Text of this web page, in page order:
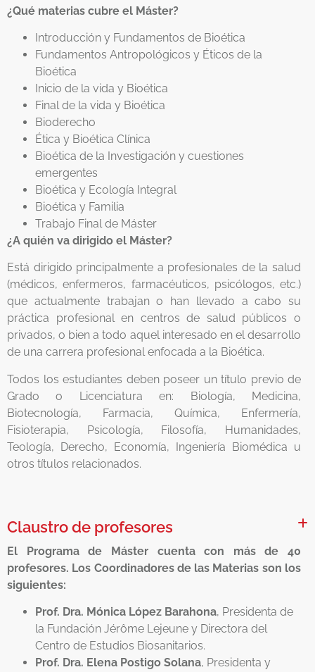
¿Qué materias cubre el Máster?
Introducción y Fundamentos de Bioética
Fundamentos Antropológicos y Éticos de la
Bioética
Inicio de la vida y Bioética
Final de la vida y Bioética
Bioderecho
Ética y Bioética Clínica
Bioética de la Investigación y cuestiones
emergentes
Bioética y Ecología Integral
Bioética y Familia
Trabajo Final de Máster
¿A quién va dirigido el Máster?
Está dirigido principalmente a profesionales de la salud
(médicos, enfermeros, farmacéuticos, psicólogos, etc.)
que actualmente trabajan o han llevado a cabo su
práctica profesional en centros de salud públicos o
privados, o bien a todo aquel interesado en el desarrollo
de una carrera profesional enfocada a la Bioética.
Todos los estudiantes deben poseer un título previo de
Grado o Licenciatura en: Biología, Medicina,
Biotecnología, Farmacia, Química, Enfermería,
Fisioterapia, Psicología, Filosofía, Humanidades,
Teología, Derecho, Economía, Ingeniería Biomédica u
otros títulos relacionados.
Claustro de profesores
El Programa de Máster cuenta con más de 40
profesores. Los Coordinadores de las Materias son los
siguientes:
Prof. Dra. Mónica López Barahona, Presidenta de
la Fundación Jérôme Lejeune y Directora del
Centro de Estudios Biosanitarios.
Prof. Dra. Elena Postigo Solana, Presidenta y